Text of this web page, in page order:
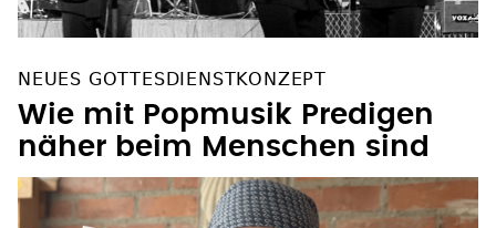
NEUES GOTTESDIENSTKONZEPT
Wie mit Popmusik Predigen
näher beim Menschen sind